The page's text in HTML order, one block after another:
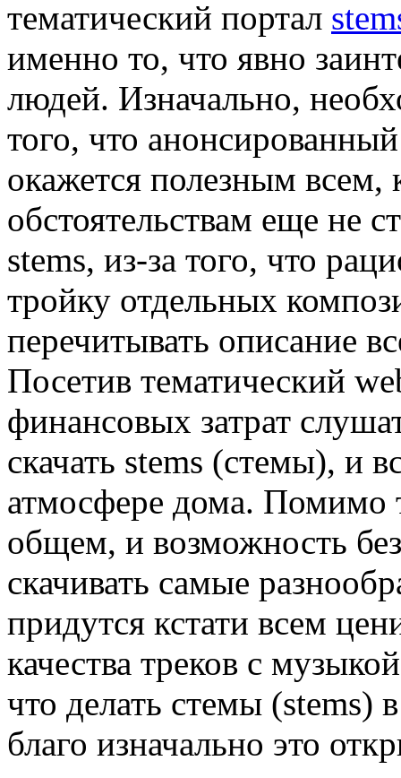
тематический портал
именно то, что явно
людей. Изначально,
того, что
окажется полезным всем,
обстоятельствам еще не
stems, из-за того, что
тройку отдельных
перечитывать описание
Посетив тематический
финансовых затрат
скачать stems (стемы), и
атмосфере дома. Помимо
общем, и возможность
скачивать самые
придутся кстати всем
качества треков с
что делать стемы (stems)
благо изначально это